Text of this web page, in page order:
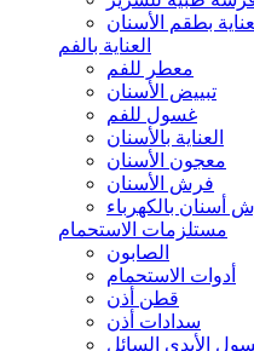
بطقم الأسنان
العناية بالفم
معطر للفم
تبييض الأسنان
غسول للفم
العناية بالأسنان
معجون الأسنان
فرش الأسنان
أسنان بالكهرباء
مستلزمات الاستحمام
الصابون
أدوات الاستحمام
قطن أذن
سدادات أذن
الأيدي السائل